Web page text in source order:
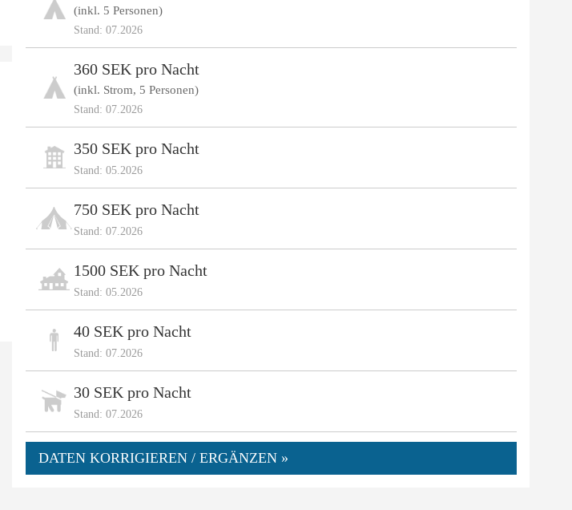
(inkl. 5 Personen)
Stand: 07.2026
360 SEK pro Nacht
(inkl. Strom, 5 Personen)
Stand: 07.2026
350 SEK pro Nacht
Stand: 05.2026
750 SEK pro Nacht
Stand: 07.2026
1500 SEK pro Nacht
Stand: 05.2026
40 SEK pro Nacht
Stand: 07.2026
30 SEK pro Nacht
Stand: 07.2026
DATEN KORRIGIEREN / ERGÄNZEN »